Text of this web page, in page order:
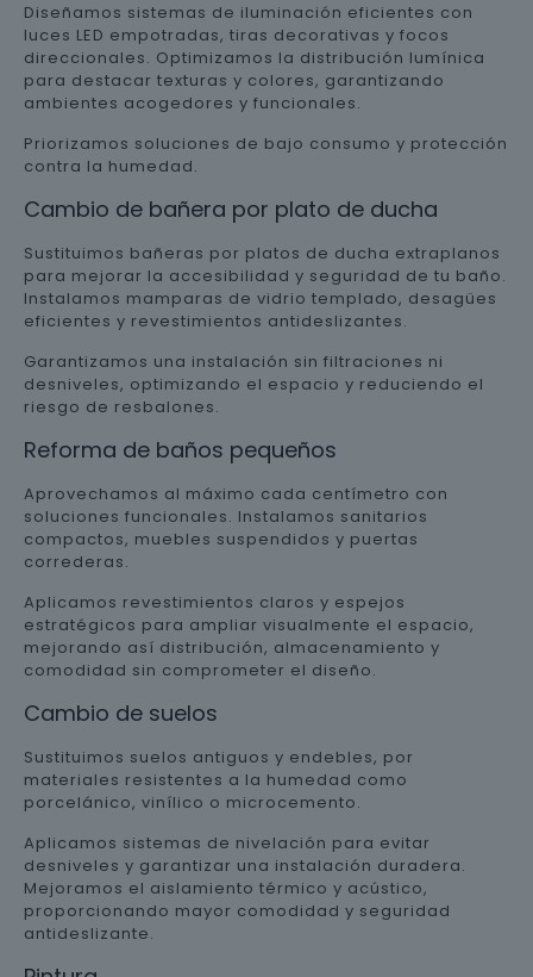
Diseñamos sistemas de iluminación eficientes con
luces LED empotradas, tiras decorativas y focos
direccionales. Optimizamos la distribución lumínica
para destacar texturas y colores, garantizando
ambientes acogedores y funcionales.
Priorizamos soluciones de bajo consumo y protección
contra la humedad.
Cambio de bañera por plato de ducha
Sustituimos bañeras por platos de ducha extraplanos
para mejorar la accesibilidad y seguridad de tu baño.
Instalamos mamparas de vidrio templado, desagües
eficientes y revestimientos antideslizantes.
Garantizamos una instalación sin filtraciones ni
desniveles, optimizando el espacio y reduciendo el
riesgo de resbalones.
Reforma de baños pequeños
Aprovechamos al máximo cada centímetro con
soluciones funcionales. Instalamos sanitarios
compactos, muebles suspendidos y puertas
correderas.
Aplicamos revestimientos claros y espejos
estratégicos para ampliar visualmente el espacio,
mejorando así distribución, almacenamiento y
comodidad sin comprometer el diseño.
Cambio de suelos
Sustituimos suelos antiguos y endebles, por
materiales resistentes a la humedad como
porcelánico, vinílico o microcemento.
Aplicamos sistemas de nivelación para evitar
desniveles y garantizar una instalación duradera.
Mejoramos el aislamiento térmico y acústico,
proporcionando mayor comodidad y seguridad
antideslizante.